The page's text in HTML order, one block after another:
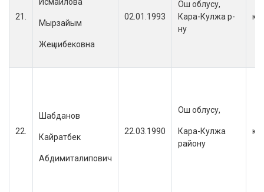
21.
Мырзайым
Жеңшибековна
02.01.1993
Ош облусу,
Кара-Кулжа р-
ну
22.
Шабданов
Кайратбек
Абдимиталипович
22.03.1990
Ош облусу,
Кара-Кулжа
району